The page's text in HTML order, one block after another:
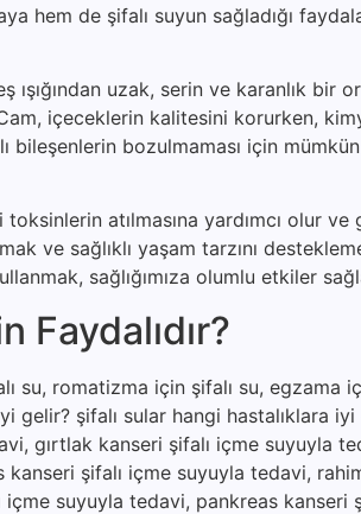
hem de şifalı suyun sağladığı
uzak, serin ve karanlık bir
içeceklerin kalitesini korurken,
bileşenlerin bozulmaması için
atılmasına yardımcı olur ve
ve sağlıklı yaşam tarzını
sağlığımıza olumlu etkiler
Faydalıdır?
su, romatizma için şifalı su, egzama
gelir? şifalı sular hangi hastalıklara
gırtlak kanseri şifalı içme suyuyla
şifalı içme suyuyla tedavi,
suyuyla tedavi, pankreas kanseri